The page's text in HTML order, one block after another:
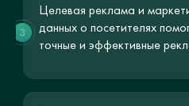
Целевая реклама и
данных о посетителях
точные и эффективные
3